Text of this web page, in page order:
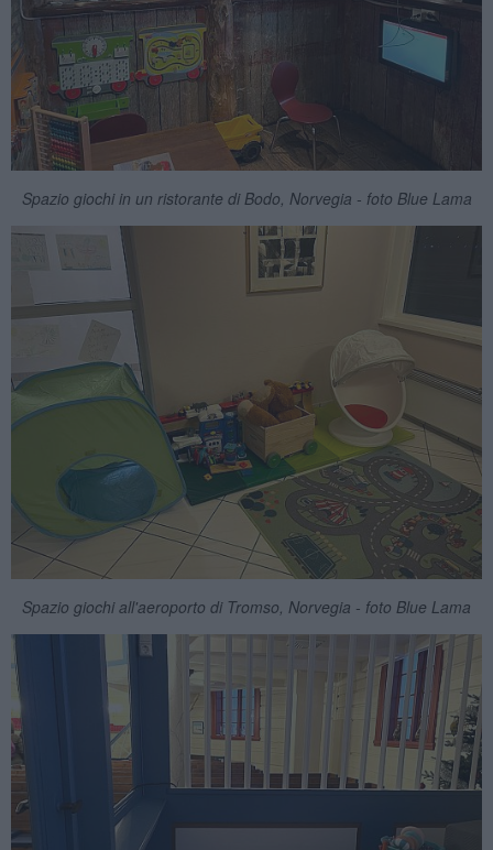
Spazio giochi in un ristorante di Bodo, Norvegia - foto Blue Lama
Spazio giochi all'aeroporto di Tromso, Norvegia - foto Blue Lama